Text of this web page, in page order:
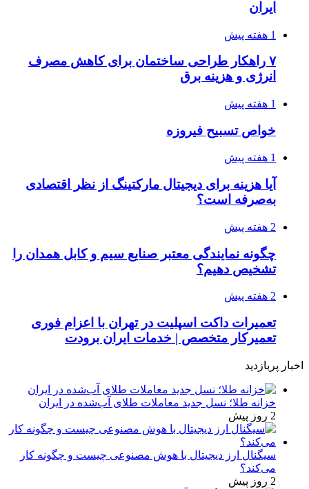
ایران
1 هفته پیش
۷ راهکار طراحی ساختمان برای کاهش مصرف
انرژی و هزینه برق
1 هفته پیش
خواص تسبیح فیروزه
1 هفته پیش
آیا هزینه برای دیجیتال مارکتینگ از نظر اقتصادی
به‌صرفه است؟
2 هفته پیش
چگونه نمایندگی معتبر صنایع سیم و کابل همدان را
تشخیص دهیم؟
2 هفته پیش
تعمیرات داکت اسپلیت در تهران با اعزام فوری
تعمیرکار متخصص | خدمات ایران برودت
اخبار پربازدید
خزانه طلا؛ نسل جدید معاملات طلای آب‌شده در ایران
2 روز پیش
سیگنال ارز دیجیتال با هوش مصنوعی چیست و چگونه کار
می‌کند؟
2 روز پیش